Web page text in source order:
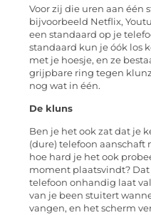
Voor zij die uren aan één
bijvoorbeeld Netflix,
een standaard op je
standaard kun je óók los
met je hoesje, en ze
grijpbare ring tegen
nog wat in één.
De kluns
Ben je het ook zat dat je
(dure) telefoon
hoe hard je het ook
moment plaatsvindt?
telefoon onhandig laat
van je been stuitert
vangen, en het scherm